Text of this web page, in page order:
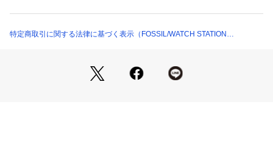
特定商取引に関する法律に基づく表示（FOSSIL/WATCH STATION